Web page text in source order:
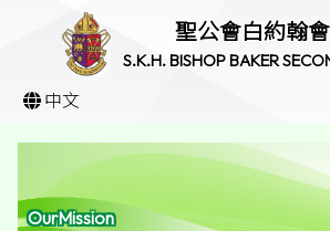
聖公會白約翰
S.K.H. BISHOP BAKER
中文
OurMission